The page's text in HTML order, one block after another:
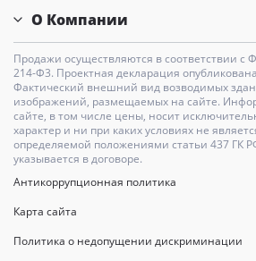
О Компании
Продажи осуществляются в соответствии с
214-Ф3. Проектная декларация
Фактический внешний вид возводимых
изображений, размещаемых на сайте.
сайте, в том числе цены, носит
характер и ни при каких условиях не
определяемой положениями статьи 437 ГК
указывается в договоре.
Антикоррупционная политика
Карта сайта
Политика о недопущении дискриминации